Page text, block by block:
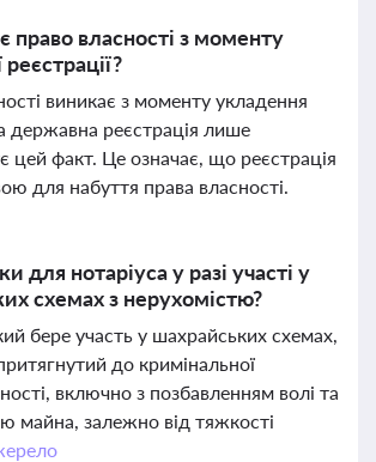
право власності з моменту
виникає з моменту укладення
державна реєстрація лише
цей факт. Це означає, що реєстрація
для набуття права власності.
для нотаріуса у разі участі у
схемах з нерухомістю?
бере участь у шахрайських схемах,
до кримінальної
включно з позбавленням волі та
майна, залежно від тяжкості